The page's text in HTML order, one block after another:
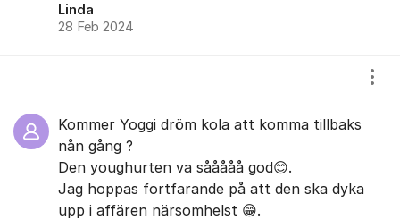
Linda
28 Feb 2024
Kommer Yoggi dröm kola att komma tillbaks
nån gång ?
Den youghurten va sååååå god😊.
Jag hoppas fortfarande på att den ska dyka
upp i affären närsomhelst 😁.